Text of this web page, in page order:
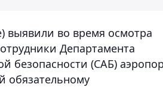
выявили во время осмотра
Департамента
безопасности (САБ)
обязательному